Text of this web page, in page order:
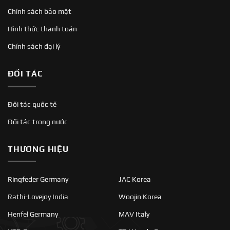
Chính sách bảo mật
Hình thức thanh toán
Chính sách đại lý
ĐỐI TÁC
Đối tác quốc tế
Đối tác trong nước
THƯƠNG HIỆU
Ringfeder Germany
Rathi-Lovejoy India
Henfel Germany
JAC Korea
Woojin Korea
MAV Italy